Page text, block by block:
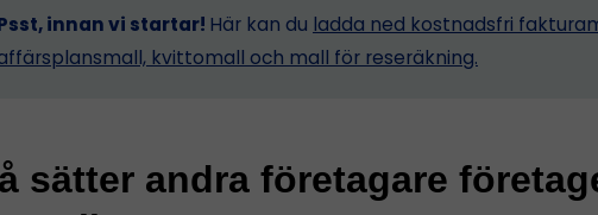
innan vi startar! Här kan du ladda ned kostnadsfri
kvittomall och mall för reseräkning.
sätter andra företagare